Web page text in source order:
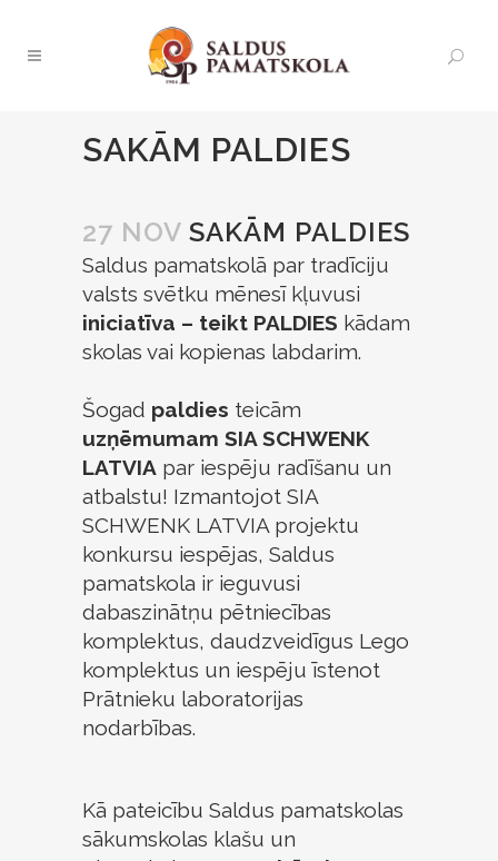
SAKĀM PALDIES
27 NOV SAKĀM PALDIES
Saldus pamatskolā par tradīciju
valsts svētku mēnesī kļuvusi
iniciatīva – teikt PALDIES kādam
skolas vai kopienas labdarim.
Šogad paldies teicām
uzņēmumam SIA SCHWENK
LATVIA par iespēju radīšanu un
atbalstu! Izmantojot SIA
SCHWENK LATVIA projektu
konkursu iespējas, Saldus
pamatskola ir ieguvusi
dabaszinātņu pētniecības
komplektus, daudzveidīgus Lego
komplektus un iespēju īstenot
Prātnieku laboratorijas
nodarbības.
Kā pateicību Saldus pamatskolas
sākumskolas klašu un